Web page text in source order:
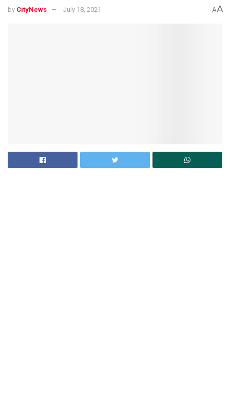
by CityNews July 18, 2021 AA